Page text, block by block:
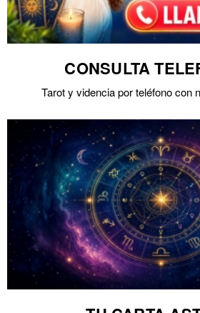
CONSULTA
Tarot y videncia por teléfono con